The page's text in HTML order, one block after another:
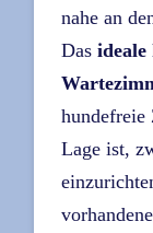
nahe an
Das
hundefreie
Lage ist,